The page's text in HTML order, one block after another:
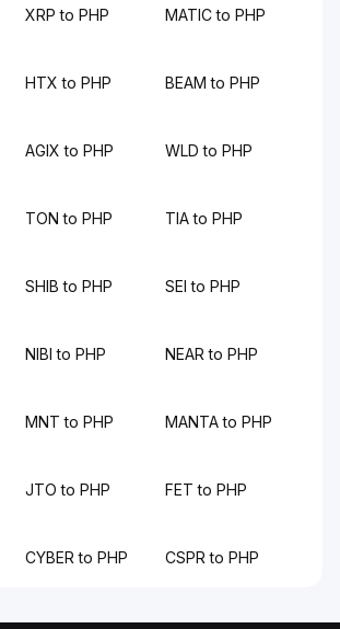
XRP to PHP MATIC to PHP
HTX to PHP BEAM to PHP
AGIX to PHP WLD to PHP
TON to PHP TIA to PHP
SHIB to PHP SEI to PHP
NIBI to PHP NEAR to PHP
MNT to PHP MANTA to PHP
JTO to PHP FET to PHP
CYBER to PHP CSPR to PHP